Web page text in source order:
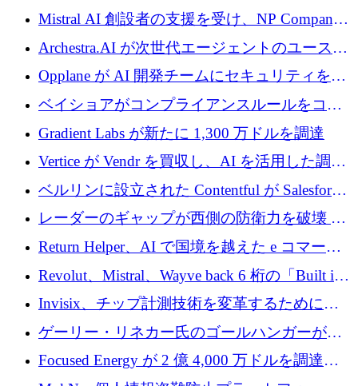
億ドルの評価額で1億5,000万ドルのシリーズD
Mistral AI 創設者の支援を受け、NP Company
がエンジニアリング向け AI を推進するために
600 万ユーロのプレシードを確保
Archestra.AI が次世代エージェントのユースケ
ースを実現するために 1,000 万ドルを調達
Opplane が AI 開発チームにセキュリティをも
たらすために 450 万ユーロを調達
ベイショアがコンプライアンスルールをコー
ド化するために800万ドルを調達
Gradient Labs が新たに 1,300 万ドルを調達
Vertice が Vendr を買収し、AI を活用した調達
インテリジェンス プラットフォームを構築
ベルリンに設立された Contentful が Salesforce
に買収される
レーダーのギャップが西側の防衛力を破壊 —
そしてベルリンのチップスタートアップがそ
れを埋める
Return Helper、AI で国境を越えた e コマース
の返品を利益に変えるシリーズ A で 400 万ド
ルを調達
Revolut、Mistral、Wayve back 6 桁の「Built in
Europe」キャンペーン
Invisix、チップ計測技術を変革するために
2,000 万ユーロのシードラウンドを完了
ゲーリー・リネカー氏のゴールハンガーがVC
事業を開始
Focused Energy が 2 億 4,000 万ドルを調達、
TrueLayer が In3 を買収、ロンドンが首位の座